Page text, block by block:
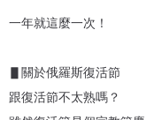
一年就這麼一次！
▋關於俄羅斯復活節
跟復活節不太熟嗎？